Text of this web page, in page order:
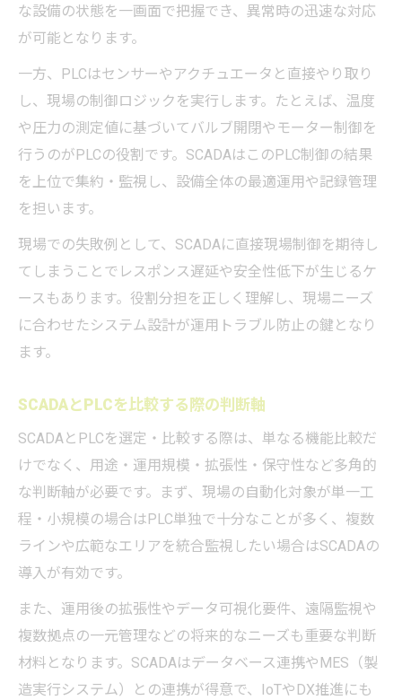
な設備の状態を一画面で把握でき、異常時の迅速な対応
が可能となります。
一方、PLCはセンサーやアクチュエータと直接やり取り
し、現場の制御ロジックを実行します。たとえば、温度
や圧力の測定値に基づいてバルブ開閉やモーター制御を
行うのがPLCの役割です。SCADAはこのPLC制御の結果
を上位で集約・監視し、設備全体の最適運用や記録管理
を担います。
現場での失敗例として、SCADAに直接現場制御を期待し
てしまうことでレスポンス遅延や安全性低下が生じるケ
ースもあります。役割分担を正しく理解し、現場ニーズ
に合わせたシステム設計が運用トラブル防止の鍵となり
ます。
SCADAとPLCを比較する際の判断軸
SCADAとPLCを選定・比較する際は、単なる機能比較だ
けでなく、用途・運用規模・拡張性・保守性など多角的
な判断軸が必要です。まず、現場の自動化対象が単一工
程・小規模の場合はPLC単独で十分なことが多く、複数
ラインや広範なエリアを統合監視したい場合はSCADAの
導入が有効です。
また、運用後の拡張性やデータ可視化要件、遠隔監視や
複数拠点の一元管理などの将来的なニーズも重要な判断
材料となります。SCADAはデータベース連携やMES（製
造実行システム）との連携が得意で、IoTやDX推進にも